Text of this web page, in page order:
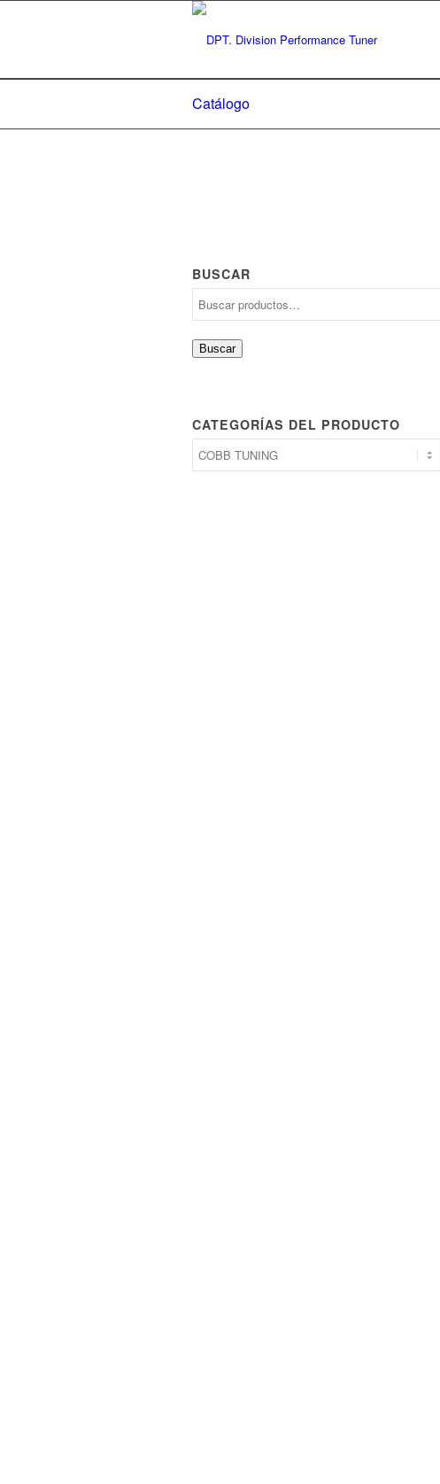
Catálogo
BUSCAR
Buscar
CATEGORÍAS DEL PRODUCTO